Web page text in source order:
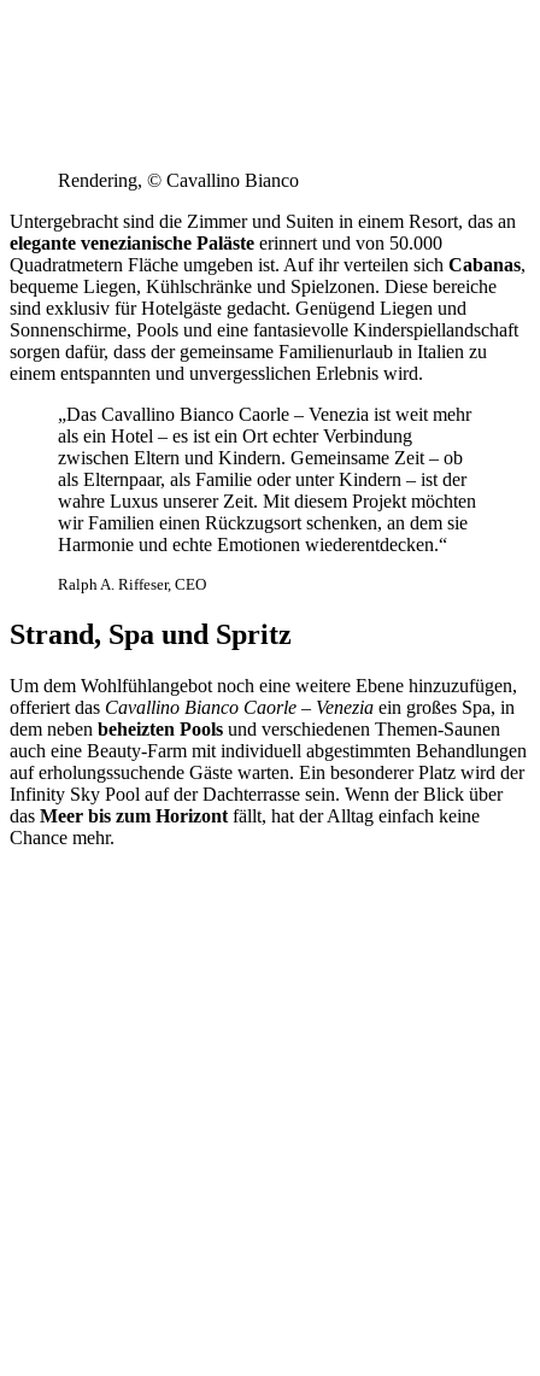
Rendering, © Cavallino Bianco
Untergebracht sind die Zimmer und Suiten in einem Resort, das an
elegante venezianische Paläste erinnert und von 50.000
Quadratmetern Fläche umgeben ist. Auf ihr verteilen sich Cabanas,
bequeme Liegen, Kühlschränke und Spielzonen. Diese bereiche
sind exklusiv für Hotelgäste gedacht. Genügend Liegen und
Sonnenschirme, Pools und eine fantasievolle Kinderspiellandschaft
sorgen dafür, dass der gemeinsame Familienurlaub in Italien zu
einem entspannten und unvergesslichen Erlebnis wird.
„Das Cavallino Bianco Caorle – Venezia ist weit mehr
als ein Hotel – es ist ein Ort echter Verbindung
zwischen Eltern und Kindern. Gemeinsame Zeit – ob
als Elternpaar, als Familie oder unter Kindern – ist der
wahre Luxus unserer Zeit. Mit diesem Projekt möchten
wir Familien einen Rückzugsort schenken, an dem sie
Harmonie und echte Emotionen wiederentdecken.“
Ralph A. Riffeser, CEO
Strand, Spa und Spritz
Um dem Wohlfühlangebot noch eine weitere Ebene hinzuzufügen,
offeriert das Cavallino Bianco Caorle – Venezia ein großes Spa, in
dem neben beheizten Pools und verschiedenen Themen-Saunen
auch eine Beauty-Farm mit individuell abgestimmten Behandlungen
auf erholungssuchende Gäste warten. Ein besonderer Platz wird der
Infinity Sky Pool auf der Dachterrasse sein. Wenn der Blick über
das Meer bis zum Horizont fällt, hat der Alltag einfach keine
Chance mehr.